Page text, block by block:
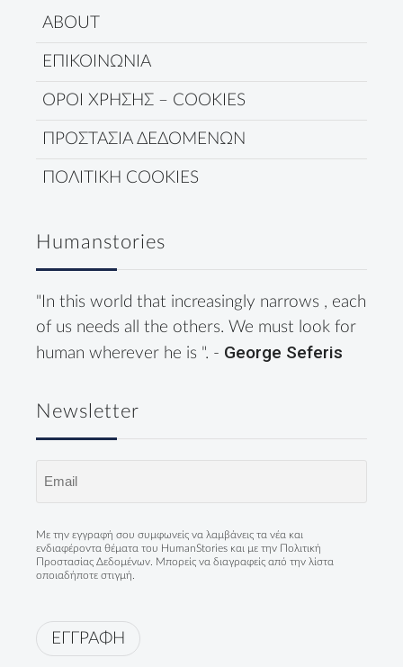
ABOUT
ΕΠΙΚΟΙΝΩΝΙΑ
ΟΡΟΙ ΧΡΗΣΗΣ – COOKIES
ΠΡΟΣΤΑΣΙΑ ΔΕΔΟΜΕΝΩΝ
ΠΟΛΙΤΙΚΗ COOKIES
Humanstories
"In this world that increasingly narrows , each
of us needs all the others. We must look for
human wherever he is ". - George Seferis
Newsletter
Με την εγγραφή σου συμφωνείς να λαμβάνεις τα νέα και
ενδιαφέροντα θέματα του HumanStories και με την Πολιτική
Προστασίας Δεδομένων . Μπορείς να διαγραφείς από την λίστα
οποιαδήποτε στιγμή.
ΕΓΓΡΑΦΗ